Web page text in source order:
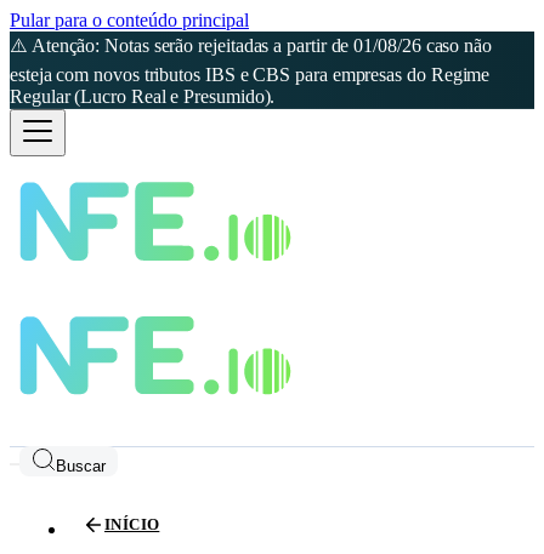
Pular para o conteúdo principal
⚠️ Atenção: Notas serão rejeitadas a partir de 01/08/26 caso não
esteja com novos tributos IBS e CBS para empresas do Regime
Regular (Lucro Real e Presumido).
Buscar
INÍCIO